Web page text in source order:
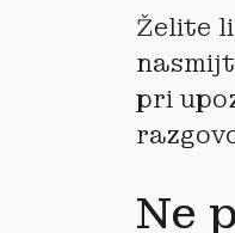
Želite
pri
Ne